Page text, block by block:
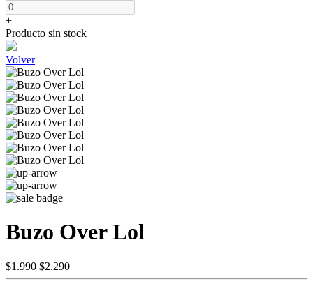
+
Producto sin stock
Volver
Buzo Over Lol
$1.990 $2.290